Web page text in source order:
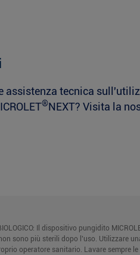
assistenza tecnica
®NEXT? Visita la
Il dispositivo pungidito
sono più sterili dopo l’uso. Utilizzare
operatore sanitario. Lavare sempre